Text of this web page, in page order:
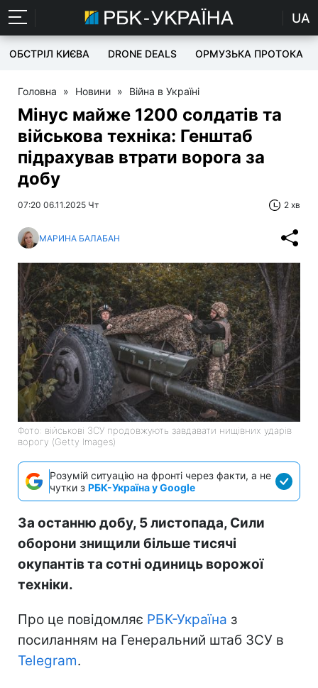
UA
ОБСТРІЛ КИЄВА DRONE DEALS ОРМУЗЬКА ПРОТОКА
Головна » Новини » Війна в Україні
Мінус майже 1200 солдатів та
військова техніка: Генштаб
підрахував втрати ворога за
добу
07:20 06.11.2025 Чт 2 хв
МАРИНА БАЛАБАН
Фото: військові ЗСУ продовжують завдавати нищівних ударів
ворогу (Getty Images)
Розумій ситуацію на фронті через факти, а не
чутки з РБК-Україна у Google
За останню добу, 5 листопада, Сили
оборони знищили більше тисячі
окупантів та сотні одиниць ворожої
техніки.
Про це повідомляє РБК-Україна з
посиланням на Генеральний штаб ЗСУ в
Telegram.